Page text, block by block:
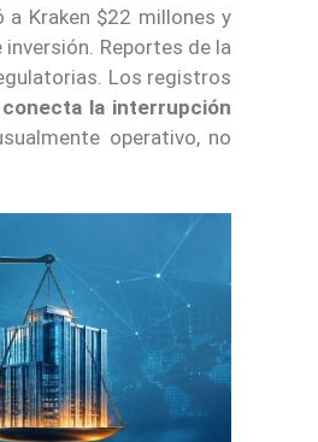
Kraken $22 millones y
Reportes de la
Los registros
la interrupción
operativo, no